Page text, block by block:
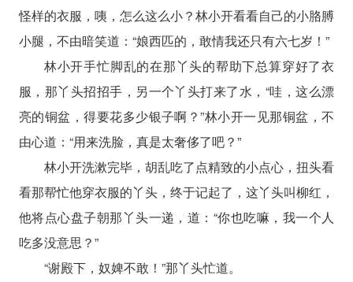
怪样的衣服，咦，怎么这么小？林小开看看自己的小胳膊
小腿，不由暗笑道：“娘西匹的，敢情我还只有六七岁！”
林小开手忙脚乱的在那丫头的帮助下总算穿好了衣
服，那丫头招招手，另一个丫头打来了水，“哇，这么漂
亮的铜盆，得要花多少银子啊？”林小开一见那铜盆，不
由心道：“用来洗脸，真是太奢侈了吧？”
林小开洗漱完毕，胡乱吃了点精致的小点心，扭头看
看那帮忙他穿衣服的丫头，终于记起了，这丫头叫柳红，
他将点心盘子朝那丫头一递，道：“你也吃嘛，我一个人
吃多没意思？”
“谢殿下，奴婢不敢！”那丫头忙道。